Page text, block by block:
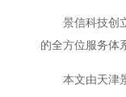
景信科技创
的全方位服务体
本文由天津